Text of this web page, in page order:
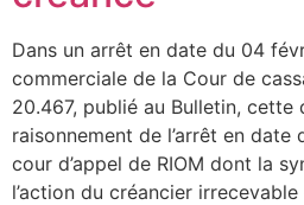
Dans un arrêt en date du 04
commerciale de la Cour de
20.467, publié au Bulletin, cette
raisonnement de l’arrêt en
cour d’appel de RIOM dont la
l’action du créancier